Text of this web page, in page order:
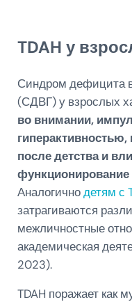
TDAH у
Синдром дефицита
(СДВГ) у взрослых
во внимании,
после детства и
функционирование
Аналогичнодетям с
затрагиваются
межличностные
академическая
2023).
TDAH поражает как